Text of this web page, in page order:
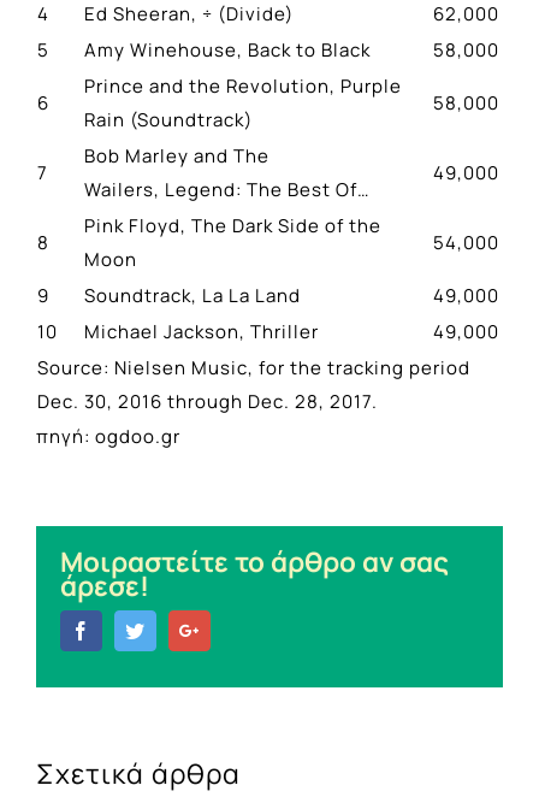
4 Ed Sheeran, ÷ (Divide)
62,000
5
Amy Winehouse, Back to Black 58,000
6
Prince and the Revolution, Purple
Rain (Soundtrack)
58,000
7
Bob Marley and The
Wailers, Legend: The Best Of…
49,000
8
Pink Floyd, The Dark Side of the
Moon
54,000
9 Soundtrack, La La Land
49,000
10
Michael Jackson, Thriller
49,000
Source: Nielsen Music, for the tracking period
Dec. 30, 2016 through Dec. 28, 2017.
πηγή: ogdoo.gr
Μοιραστείτε το άρθρο αν σας
άρεσε!
FacebookTwitter
Σχετικά άρθρα